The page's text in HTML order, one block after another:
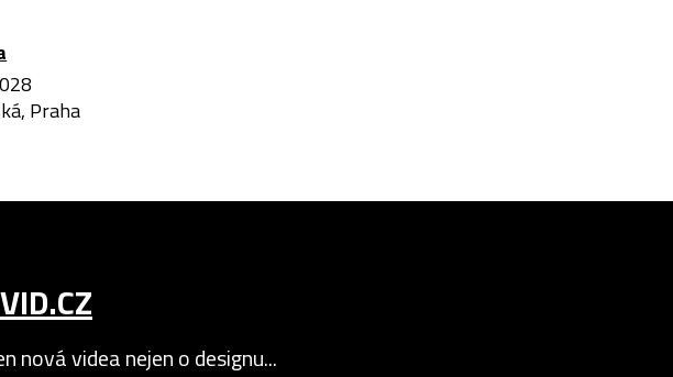
Praha
nová videa nejen o designu...